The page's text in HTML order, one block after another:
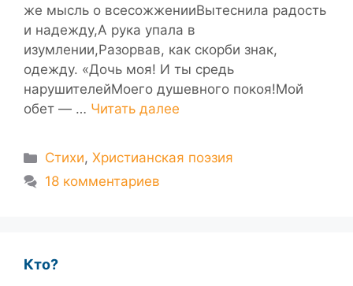
же мысль о всесожженииВытеснила радость
и надежду,А рука упала в
изумлении,Разорвав, как скорби знак,
одежду. «Дочь моя! И ты средь
нарушителейМоего душевного покоя!Мой
обет — … Читать далее
Рубрики
Стихи,Христианская поэзия
18 комментариев
Кто?